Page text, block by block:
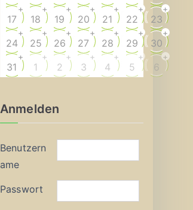
17
+
18
+
19
+
20
+
21
+
22
+
23
+
24
+
25
+
26
+
27
+
28
+
29
+
30
+
31
+
1
+
2
+
3
+
4
+
5
+
6
+
Anmelden
Benutzern
ame
Passwort